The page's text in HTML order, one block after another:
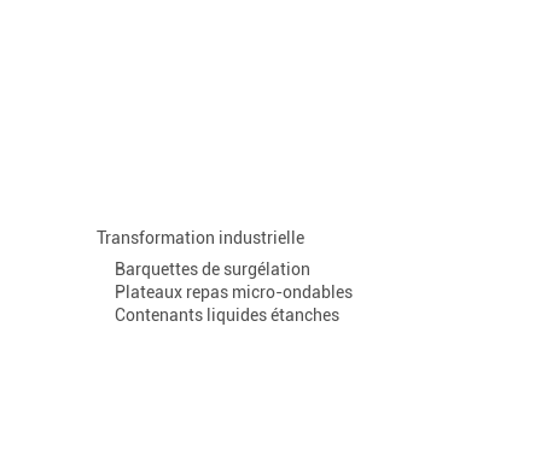
Transformation industrielle
Barquettes de surgélation
Plateaux repas micro-ondables
Contenants liquides étanches